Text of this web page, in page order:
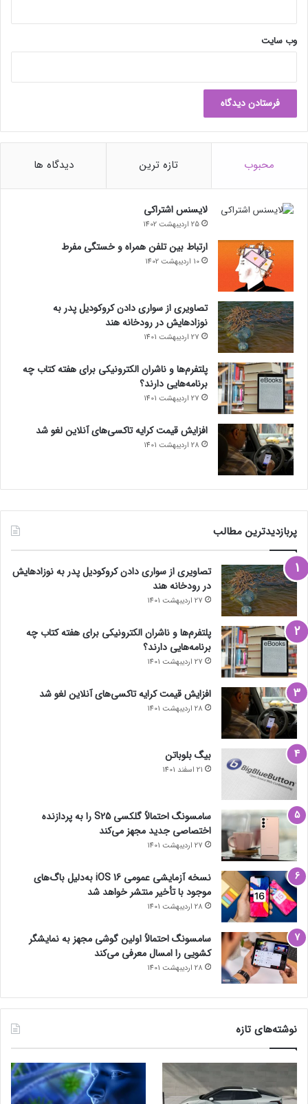
ف
ر
ت
۶
ج
وب‌ سایت
محبوب تازه ترین دیدگاه ها
لایسنس اشتراکی
25 اردیبهشت 1402
ارتباط بین تلفن همراه و خستگی مفرط
10 اردیبهشت 1402
تصاویری از سواری دادن کروکودیل پدر به
نوزادهایش در رودخانه هند
27 اردیبهشت 1401
پلتفرم‌ها و ناشران الکترونیکی برای هفته کتاب چه
برنامه‌هایی دارند؟
27 اردیبهشت 1401
افزایش قیمت کرایه تاکسی‌های آنلاین لغو شد
28 اردیبهشت 1401
پربازدیدترین مطالب
تصاویری از سواری دادن کروکودیل پدر به نوزادهایش
در رودخانه هند
27 اردیبهشت 1401
پلتفرم‌ها و ناشران الکترونیکی برای هفته کتاب چه
برنامه‌هایی دارند؟
27 اردیبهشت 1401
افزایش قیمت کرایه تاکسی‌های آنلاین لغو شد
28 اردیبهشت 1401
بیگ بلوباتن
21 اسفند 1401
سامسونگ احتمالاً گلکسی S25 را به پردازنده
اختصاصی جدید مجهز می‌کند
27 اردیبهشت 1401
نسخه آزمایشی عمومی iOS 16 به‌دلیل باگ‌های
موجود با تأخیر منتشر خواهد شد
28 اردیبهشت 1401
سامسونگ احتمالاً اولین گوشی مجهز به نمایشگر
کشویی را امسال معرفی می‌کند
28 اردیبهشت 1401
نوشته‌های تازه